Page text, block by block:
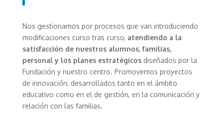
Nos gestionamos por procesos que van introduciendo
modificaciones curso tras curso, atendiendo a la
satisfacción de nuestros alumnos, familias,
personal y los planes estratégicosdiseñados por la
Fundación y nuestro centro. Promovemos proyectos
de innovación, desarrollados tanto en el ámbito
educativo como en el de gestión, en la comunicación y
relación con las familias.